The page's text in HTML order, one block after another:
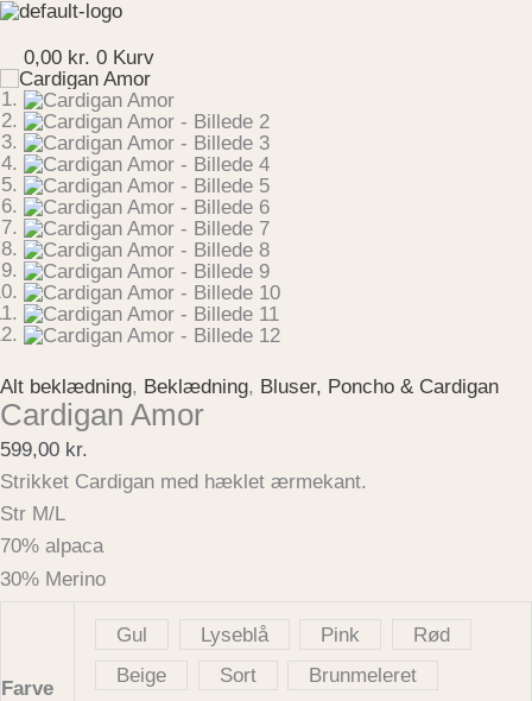
Gå
indholdet
0,00 kr. 0 Kurv
Alt beklædning, Beklædning, Bluser, Poncho & Cardigan
Cardigan Amor
599,00 kr.
Strikket Cardigan med hæklet ærmekant.
Str M/L
70% alpaca
30% Merino
Farve
Gul Lyseblå Pink
Rød
Beige
Sort
Brunmeleret
Cardigan
antal